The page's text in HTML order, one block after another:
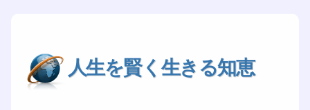
人生を賢く生きる知恵